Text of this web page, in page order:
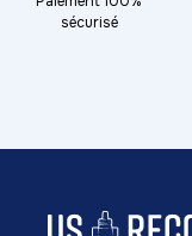
sécurisé